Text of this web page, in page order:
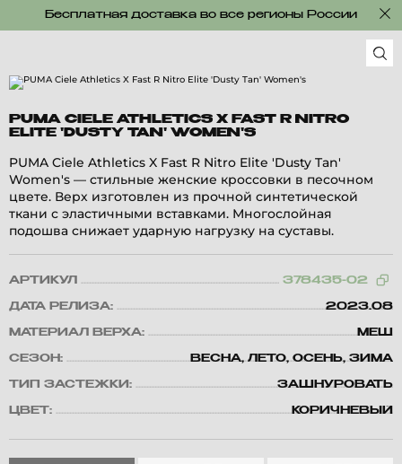
Бесплатная доставка во все регионы России
PUMA CIELE ATHLETICS X FAST R NITRO
ELITE 'DUSTY TAN' WOMEN'S
PUMA Ciele Athletics X Fast R Nitro Elite 'Dusty Tan'
Women's — стильные женские кроссовки в песочном
цвете. Верх изготовлен из прочной синтетической
ткани с эластичными вставками. Многослойная
подошва снижает ударную нагрузку на суставы.
АРТИКУЛ 378435-02
ДАТА РЕЛИЗА: 2023.08
МАТЕРИАЛ ВЕРХА: МЕШ
СЕЗОН: ВЕСНА, ЛЕТО, ОСЕНЬ, ЗИМА
ТИП ЗАСТЕЖКИ: ЗАШНУРОВАТЬ
ЦВЕТ: КОРИЧНЕВЫЙ